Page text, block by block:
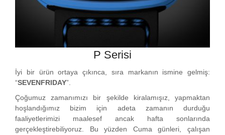
P Serisi
İyi bir ürün ortaya çıkınca, sıra markanın ismine gelmiş:
“SEVENFRIDAY”.
Çoğumuz zamanımızı bir şekilde kiralamışız, yapmaktan
hoşlandığımız bizim için adeta zamanın durduğu
faaliyetlerimizi maalesef ancak hafta sonlarında
gerçekleştirebiliyoruz. Bu yüzden Cuma günleri, çalışan